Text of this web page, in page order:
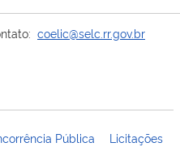
coelic@selc.rr.gov.br
Pública Licitações